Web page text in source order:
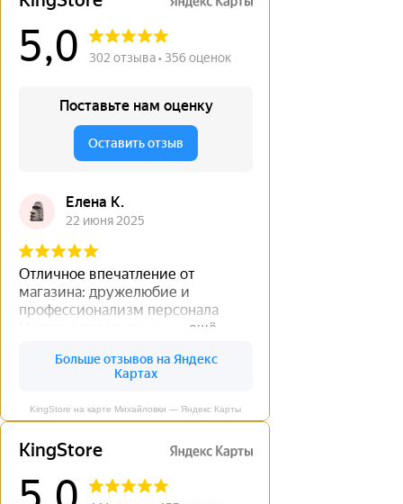
KingStore на карте Михайловки — Яндекс Карты